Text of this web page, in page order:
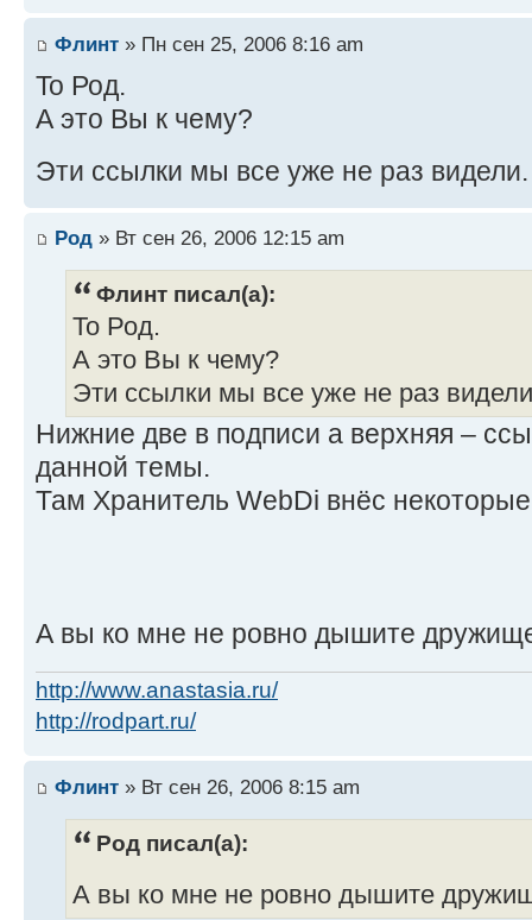
Флинт » Пн сен 25, 2006 8:16 am
To Род.
А это Вы к чему?
Эти ссылки мы все уже не раз
Род » Вт сен 26, 2006 12:15 am
Флинт писал(а):
To Род.
А это Вы к чему?
Эти ссылки мы все уже не раз
Нижние две в подписи а верхняя –
данной темы.
Там Хранитель WebDi внёс
А вы ко мне не ровно дышите
http://www.anastasia.ru/
http://rodpart.ru/
Флинт » Вт сен 26, 2006 8:15 am
Род писал(а):
А вы ко мне не ровно дышите